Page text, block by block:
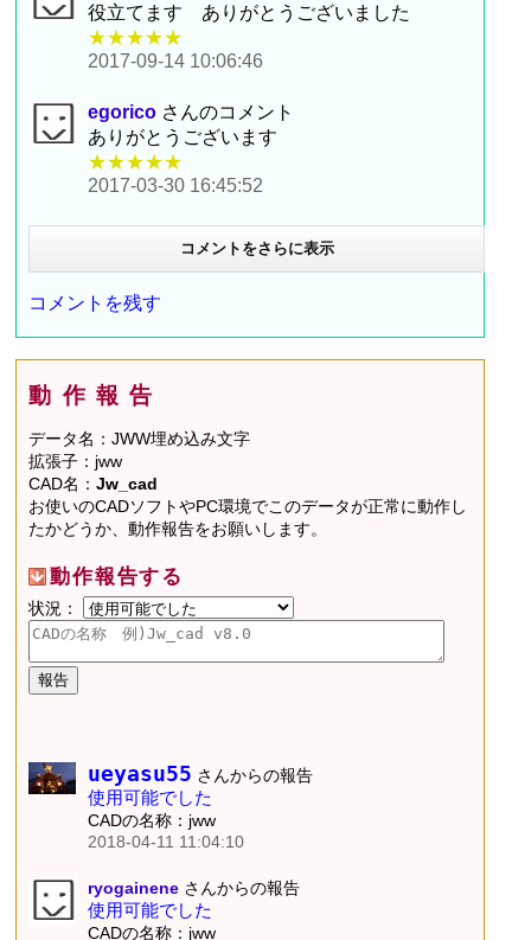
役立てます ありがとうございました
★★★★★
2017-09-14 10:06:46
egorico さんのコメント
ありがとうございます
★★★★★
2017-03-30 16:45:52
コメントをさらに表示
コメントを残す
動作報告
データ名：JWW埋め込み文字
拡張子：jww
CAD名：Jw_cad
お使いのCADソフトやPC環境でこのデータが正常に動作し
たかどうか、動作報告をお願いします。
動作報告する
状況：
ueyasu55 さんからの報告
使用可能でした
CADの名称：jww
2018-04-11 11:04:10
ryogainene さんからの報告
使用可能でした
CADの名称：jww